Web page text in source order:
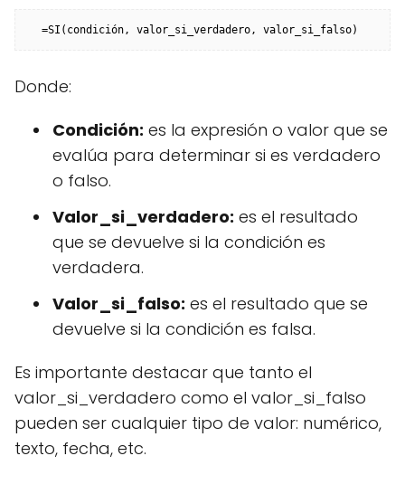
Donde:
Condición: es la expresión o valor que se
evalúa para determinar si es verdadero
o falso.
Valor_si_verdadero: es el resultado
que se devuelve si la condición es
verdadera.
Valor_si_falso: es el resultado que se
devuelve si la condición es falsa.
Es importante destacar que tanto el
valor_si_verdadero como el valor_si_falso
pueden ser cualquier tipo de valor: numérico,
texto, fecha, etc.